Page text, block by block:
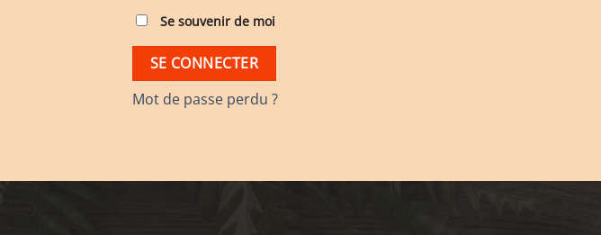
Se souvenir de moi
SE CONNECTER
Mot de passe perdu ?